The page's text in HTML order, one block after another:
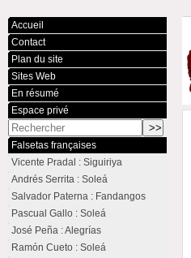
Accueil
Contact
Plan du site
Sites Web
En résumé
Espace privé
Falsetas françaises
Vicente Pradal : Siguiriya
Andrés Serrita : Soleá
Salvador Paterna : Fandangos
Pascual Gallo : Soleá
José Peña : Alegrías
Ramón Cueto : Soleá